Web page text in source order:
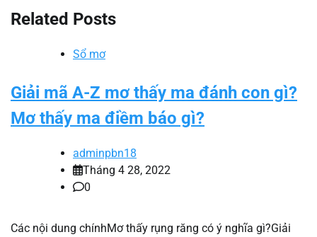
Related Posts
Sổ mơ
Giải mã A-Z mơ thấy ma đánh con gì?
Mơ thấy ma điềm báo gì?
adminpbn18
Tháng 4 28, 2022
0
Các nội dung chínhMơ thấy rụng răng có ý nghĩa gì?Giải